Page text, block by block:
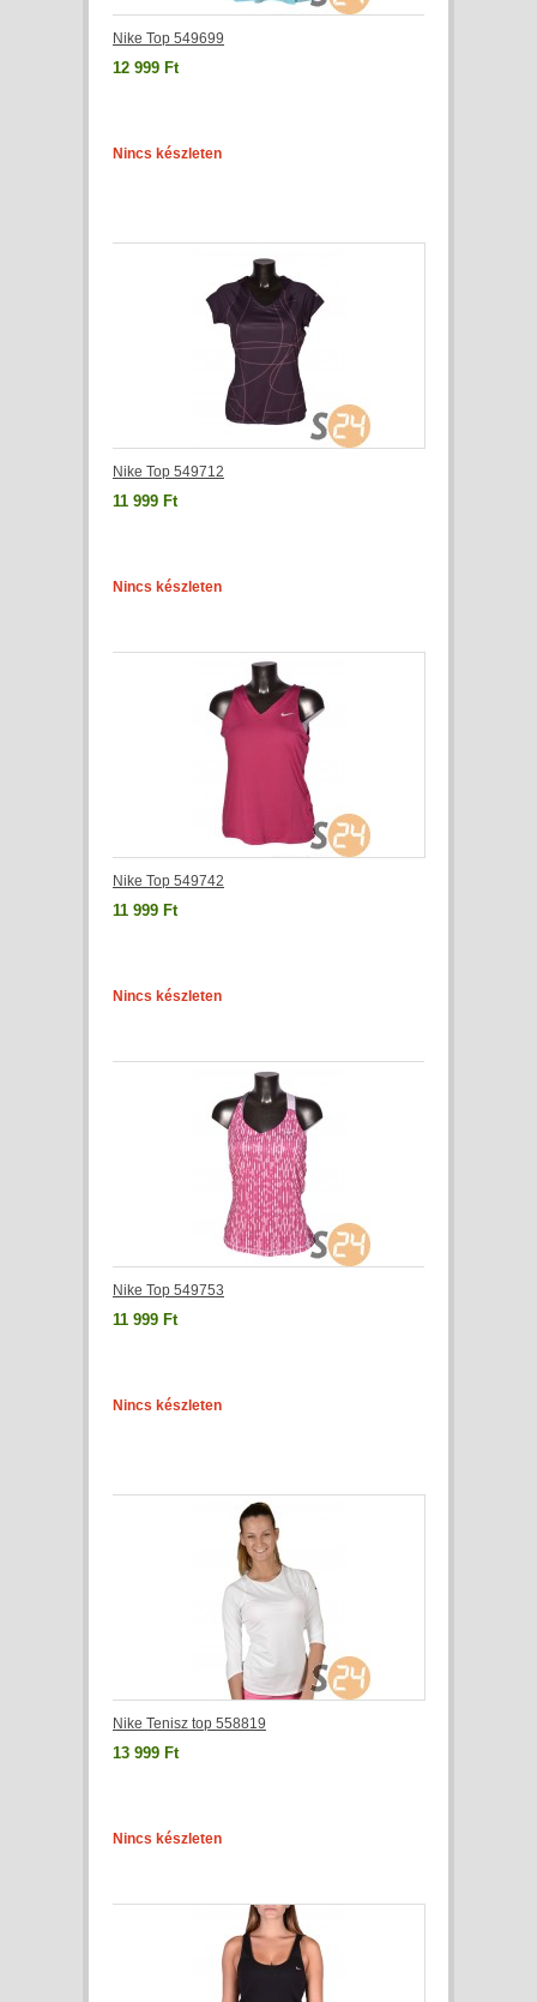
Nike Top 549699
12 999 Ft
Nincs készleten
Nike Top 549712
11 999 Ft
Nincs készleten
Nike Top 549742
11 999 Ft
Nincs készleten
Nike Top 549753
11 999 Ft
Nincs készleten
Nike Tenisz top 558819
13 999 Ft
Nincs készleten